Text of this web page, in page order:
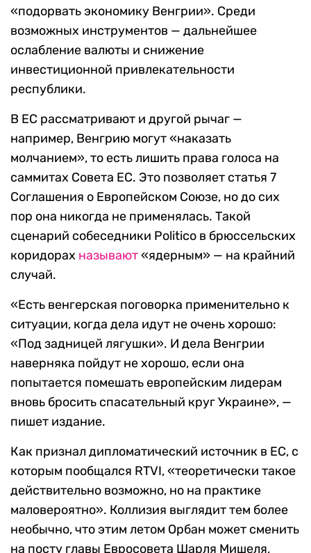
«подорвать экономику Венгрии». Среди
возможных инструментов — дальнейшее
ослабление валюты и снижение
инвестиционной привлекательности
республики.
В ЕС рассматривают и другой рычаг —
например, Венгрию могут «наказать
молчанием», то есть лишить права голоса на
саммитах Совета ЕС. Это позволяет статья 7
Соглашения о Европейском Союзе, но до сих
пор она никогда не применялась. Такой
сценарий собеседники Politico в брюссельских
коридорах называют«ядерным» — на крайний
случай.
«Есть венгерская поговорка применительно к
ситуации, когда дела идут не очень хорошо:
«Под задницей лягушки». И дела Венгрии
наверняка пойдут не хорошо, если она
попытается помешать европейским лидерам
вновь бросить спасательный круг Украине», —
пишет издание.
Как признал дипломатический источник в ЕС, с
которым пообщался RTVI, «теоретически такое
действительно возможно, но на практике
маловероятно». Коллизия выглядит тем более
необычно, что этим летом Орбан может сменить
на посту главы Евросовета Шарля Мишеля,